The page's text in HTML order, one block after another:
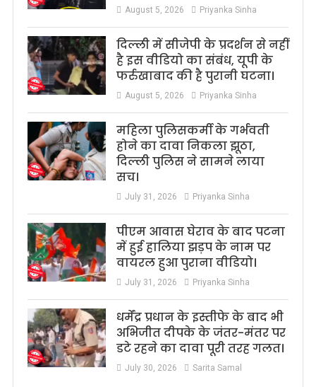
August 5, 2026 Priyanka Sinha
दिल्ली में सीजेपी के प्रदर्शन से नहीं
है इस वीडियो का संबंध, यूपी के
फर्रुखाबाद की है पुरानी घटना।
August 5, 2026 Priyanka Sinha
महिला पुलिसकर्मी के गर्भवती
होने का दावा निकला झूठा,
दिल्ली पुलिस ने सामने लाया
सच।
July 31, 2026 Priyanka Sinha
पीएम आवास घेराव के बाद पटना
में हुई हालिया झड़प के नाम पर
वायरल हुआ पुराना वीडियो।
July 31, 2026 Priyanka Sinha
धर्मेंद्र प्रधान के इस्तीफे के बाद भी
अभिजीत दीपके के जंतर-मंतर पर
डटे रहने का दावा पूरी तरह गलत।
July 30, 2026 Sarita Samal